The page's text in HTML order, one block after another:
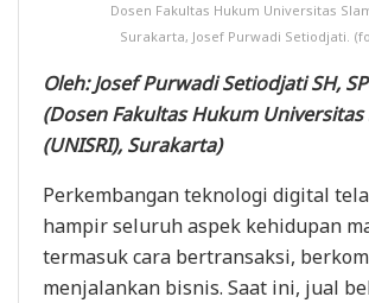
Dosen Fakultas Hukum Universitas
Surakarta, Josef Purwadi Setiodjati.
Oleh: Josef Purwadi Setiodjati SH,
(Dosen Fakultas Hukum Universitas
(UNISRI), Surakarta)
Perkembangan teknologi digital
hampir seluruh aspek kehidupan
termasuk cara bertransaksi,
menjalankan bisnis. Saat ini, jual